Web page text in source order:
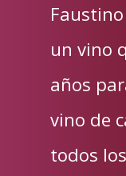
Faustino
un vino
años
vino de
todos